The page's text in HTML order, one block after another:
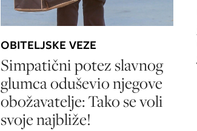
OBITELJSKE VEZE
Simpatični potez slavnog
glumca oduševio njegove
obožavatelje: Tako se voli
svoje najbliže!